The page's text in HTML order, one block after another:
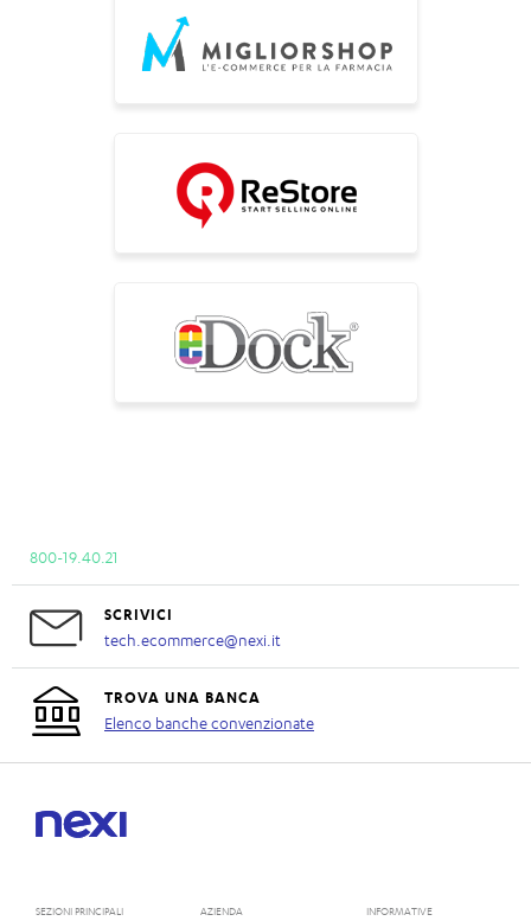
800-19.40.21
SCRIVICI
tech.ecommerce@nexi.it
TROVA UNA BANCA
Elenco banche convenzionate
SEZIONI PRINCIPALI AZIENDA INFORMATIVE